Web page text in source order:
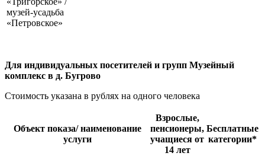
музей-усадьба
«Петровское»
Для индивидуальных посетителей и групп Музейный
комплекс в д. Бугрово
Стоимость указана в рублях на одного человека
Объект показа/ наименование
услуги
Взрослые,
пенсионеры,
учащиеся от
14 лет
Бесплатные
категории*